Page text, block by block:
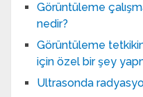
Görüntüleme
nedir?
Görüntüleme
için özel bir şey
Ultrasonda